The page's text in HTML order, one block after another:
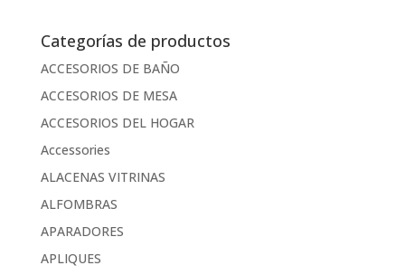
Categorías de productos
ACCESORIOS DE BAÑO
ACCESORIOS DE MESA
ACCESORIOS DEL HOGAR
Accessories
ALACENAS VITRINAS
ALFOMBRAS
APARADORES
APLIQUES